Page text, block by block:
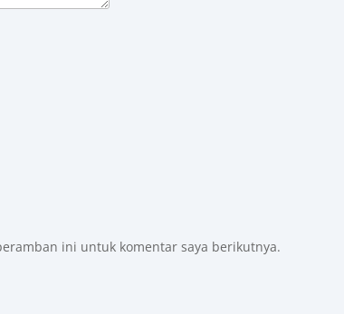
ini untuk komentar saya berikutnya.